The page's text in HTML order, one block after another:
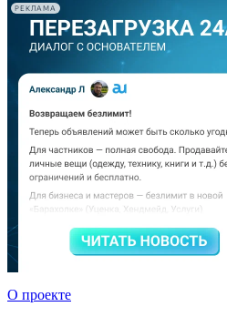
РЕКЛАМА
О проекте